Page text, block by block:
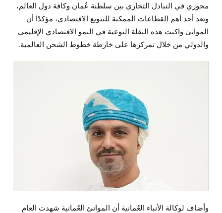
محوري في التبادل التجاري بين سلطنة عُمان وكافة دول العالم،
وتعد أحد أهم القطاعات الممكنة للتنويع الاقتصادي، مؤكدًا أن
الموانئ واكبت هذه النقلة النوعية في النمو الاقتصادي الإقليمي
والدولي من خلال تمركزها على خارطة خطوط الشحن العالمية.
وأضاف لوكالة الأنباء العُمانية أن الموانئ العُمانية شهدت العام